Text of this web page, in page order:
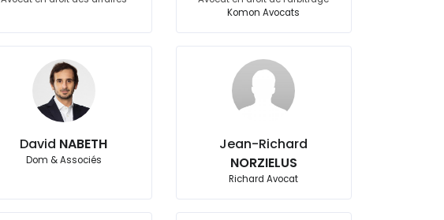
Komon Avocats
David NABETH
Dom & Associés
Jean-Richard
NORZIELUS
Richard Avocat